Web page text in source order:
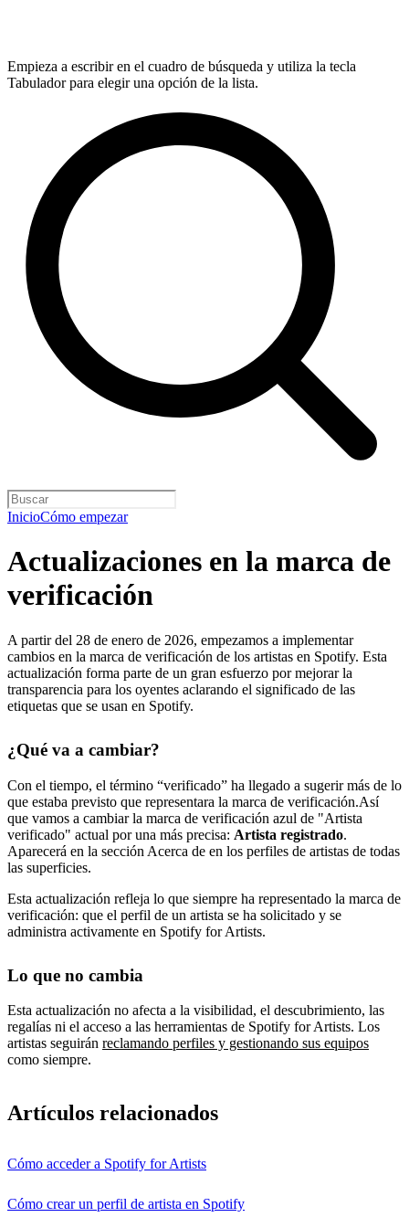
Empieza a escribir en el cuadro de búsqueda y utiliza la tecla
Tabulador para elegir una opción de la lista.
InicioCómo empezar
Actualizaciones en la marca de
verificación
A partir del 28 de enero de 2026, empezamos a implementar
cambios en la marca de verificación de los artistas en Spotify. Esta
actualización forma parte de un gran esfuerzo por mejorar la
transparencia para los oyentes aclarando el significado de las
etiquetas que se usan en Spotify.
¿Qué va a cambiar?
Con el tiempo, el término “verificado” ha llegado a sugerir más de lo
que estaba previsto que representara la marca de verificación.Así
que vamos a cambiar la marca de verificación azul de "Artista
verificado" actual por una más precisa: Artista registrado.
Aparecerá en la sección Acerca de en los perfiles de artistas de todas
las superficies.
Esta actualización refleja lo que siempre ha representado la marca de
verificación: que el perfil de un artista se ha solicitado y se
administra activamente en Spotify for Artists.
Lo que no cambia
Esta actualización no afecta a la visibilidad, el descubrimiento, las
regalías ni el acceso a las herramientas de Spotify for Artists. Los
artistas seguirán reclamando perfiles y gestionando sus equipos
como siempre.
Artículos relacionados
Cómo acceder a Spotify for Artists
Cómo crear un perfil de artista en Spotify